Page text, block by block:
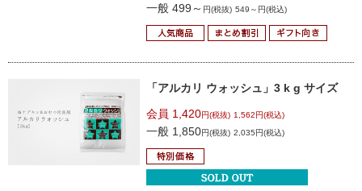
一般 499～ 円(税抜) 549～円(税込)
「アルカリ ウォッシュ」3 k g サイズ
会員 1,420円(税抜) 1,562円(税込)
一般 1,850円(税抜) 2,035円(税込)